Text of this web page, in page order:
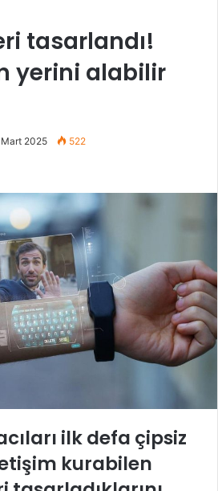
tasarlandı!
yerini alabilir
Mart 2025 522
ilk defa çipsiz
kurabilen